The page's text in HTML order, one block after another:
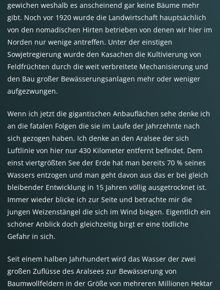
gewichen weshalb es anscheinend gar keine Bäume mehr
gibt. Noch vor 1920 wurde die Landwirtschaft hauptsächlich
von den nomadischen Hirten betrieben von denen wir hier im
Norden nur wenige antreffen. Unter der einstigen
Sowjetregierung wurde den Kasachen die Kultivierung von
Feldfrüchten durch die weit verbreitete Mechanisierung und
den Bau großer Bewässerungsanlagen mehr oder weniger
aufgezwungen.
Wenn ich jetzt die gigantischen Anbauflächen sehe denke ich
an die fatalen Folgen die sie im Laufe der Jahrzehnte nach
sich gezogen haben. Ich denke an den Aralsee der sich
Luftlinie von hier nur 430 Kilometer entfernt befindet. Dem
einst viertgrößten See der Erde hat man bereits 70 % seines
Wassers entzogen und man geht davon aus das er bei gleich
bleibender Entwicklung in 15 Jahren völlig ausgetrocknet ist.
Immer wieder blicke ich zur Seite und betrachte mir die
jungen Weizenstängel die sich im Wind biegen. Eigentlich ein
schöner Anblick doch gleichzeitig birgt er eine tödliche
Gefahr in sich.
Seit einem halben Jahrhundert wird das Wasser der zwei
großen Zuflüsse des Aralsees zur Bewässerung von
Baumwollfeldern in der Größe von mehreren Millionen Hektar